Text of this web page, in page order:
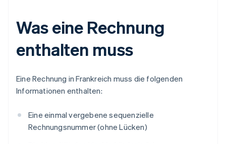
Was eine Rechnung
enthalten muss
Eine Rechnung in Frankreich muss die folgenden
Informationen enthalten:
Eine einmal vergebene sequenzielle
Rechnungsnummer (ohne Lücken)